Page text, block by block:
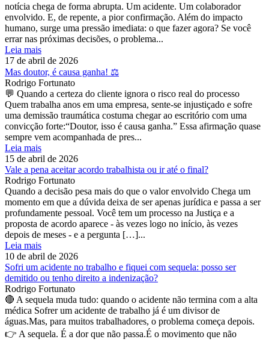
notícia chega de forma abrupta. Um acidente. Um colaborador
envolvido. E, de repente, a pior confirmação. Além do impacto
humano, surge uma pressão imediata: o que fazer agora? Se você
errar nas próximas decisões, o problema...
Leia mais
17 de abril de 2026
Mas doutor, é causa ganha! ⚖️
Rodrigo Fortunato
💬 Quando a certeza do cliente ignora o risco real do processo
Quem trabalha anos em uma empresa, sente-se injustiçado e sofre
uma demissão traumática costuma chegar ao escritório com uma
convicção forte:“Doutor, isso é causa ganha.” Essa afirmação quase
sempre vem acompanhada de pres...
Leia mais
15 de abril de 2026
Vale a pena aceitar acordo trabalhista ou ir até o final?
Rodrigo Fortunato
Quando a decisão pesa mais do que o valor envolvido Chega um
momento em que a dúvida deixa de ser apenas jurídica e passa a ser
profundamente pessoal. Você tem um processo na Justiça e a
proposta de acordo aparece - às vezes logo no início, às vezes
depois de meses - e a pergunta […]...
Leia mais
10 de abril de 2026
Sofri um acidente no trabalho e fiquei com sequela: posso ser
demitido ou tenho direito a indenização?
Rodrigo Fortunato
🔴 A sequela muda tudo: quando o acidente não termina com a alta
médica Sofrer um acidente de trabalho já é um divisor de
águas.Mas, para muitos trabalhadores, o problema começa depois.
👉 A sequela. É a dor que não passa.É o movimento que não